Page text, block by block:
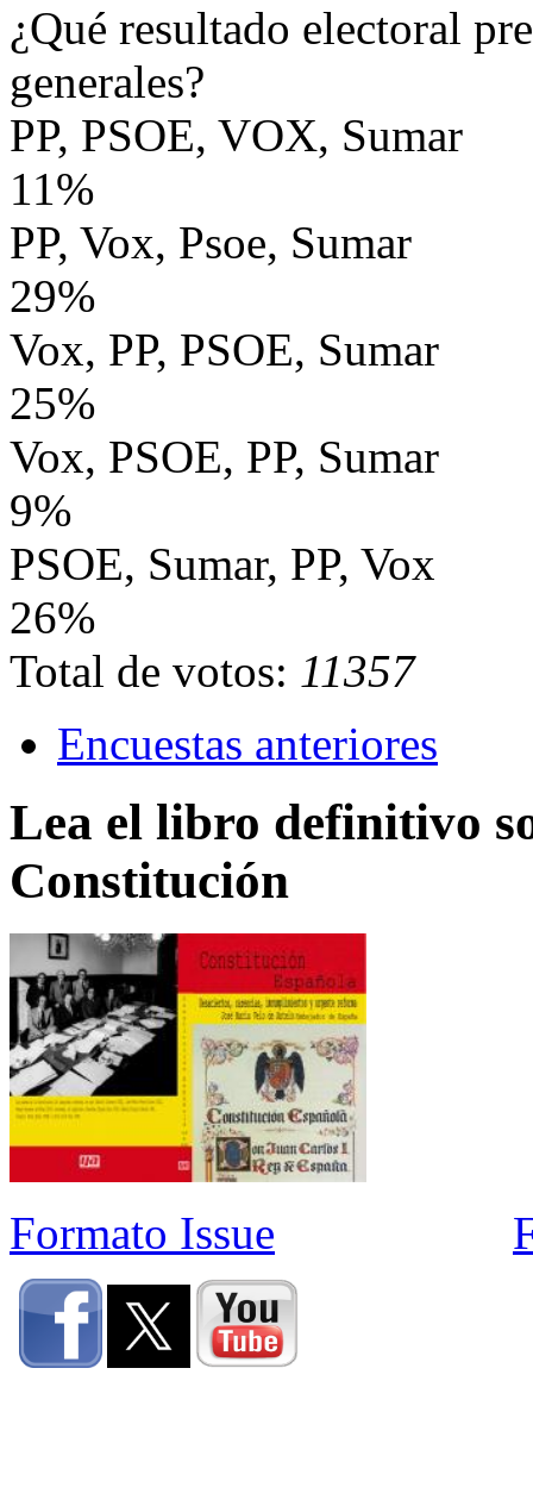
¿Qué resultado electoral
generales?
PP, PSOE, VOX, Sumar
11%
PP, Vox, Psoe, Sumar
29%
Vox, PP, PSOE, Sumar
25%
Vox, PSOE, PP, Sumar
9%
PSOE, Sumar, PP, Vox
26%
Total de votos: 11357
Encuestas anteriores
Lea el libro definitivo
Constitución
Formato Issue